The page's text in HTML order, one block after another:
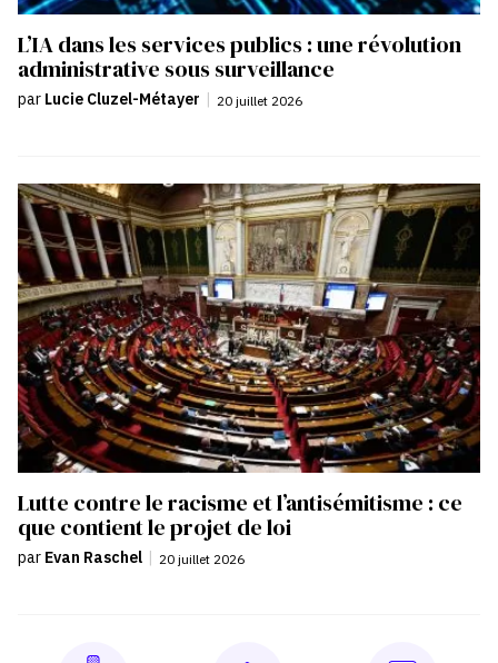
L’IA dans les services publics : une révolution
administrative sous surveillance
par Lucie Cluzel-Métayer | 20 juillet 2026
Lutte contre le racisme et l’antisémitisme : ce
que contient le projet de loi
par Evan Raschel | 20 juillet 2026